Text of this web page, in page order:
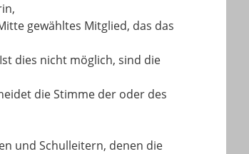
gewähltes Mitglied, das das
dies nicht möglich, sind die
die Stimme der oder des
und Schulleitern, denen die